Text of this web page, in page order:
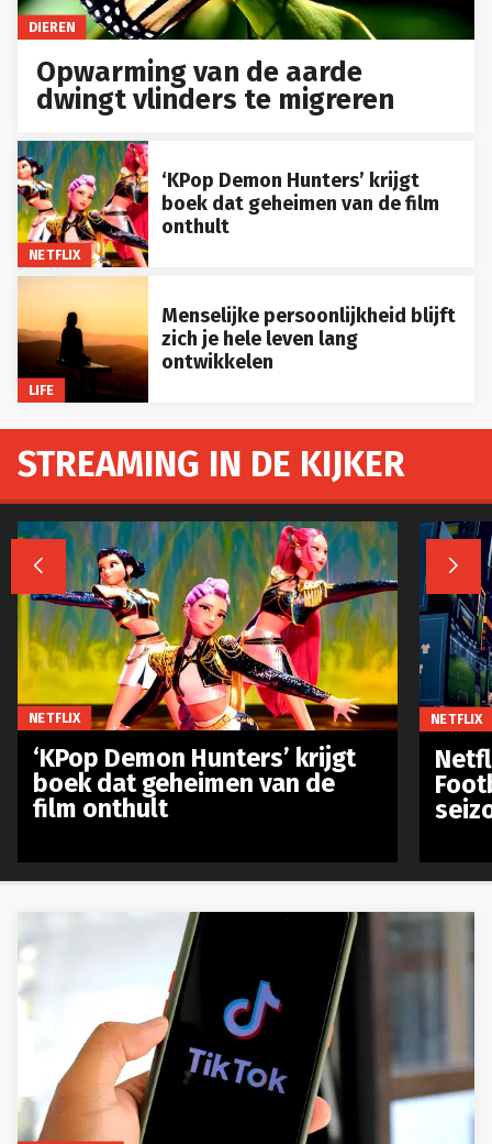
DIEREN
Opwarming van de aarde
dwingt vlinders te migreren
NETFLIX
‘KPop Demon Hunters’ krijgt
boek dat geheimen van de film
onthult
LIFE
Menselijke persoonlijkheid blijft
zich je hele leven lang
ontwikkelen
STREAMING IN DE KIJKER
 
NETFLIX
‘KPop Demon Hunters’ krijgt
boek dat geheimen van de
film onthult
NETFLIX